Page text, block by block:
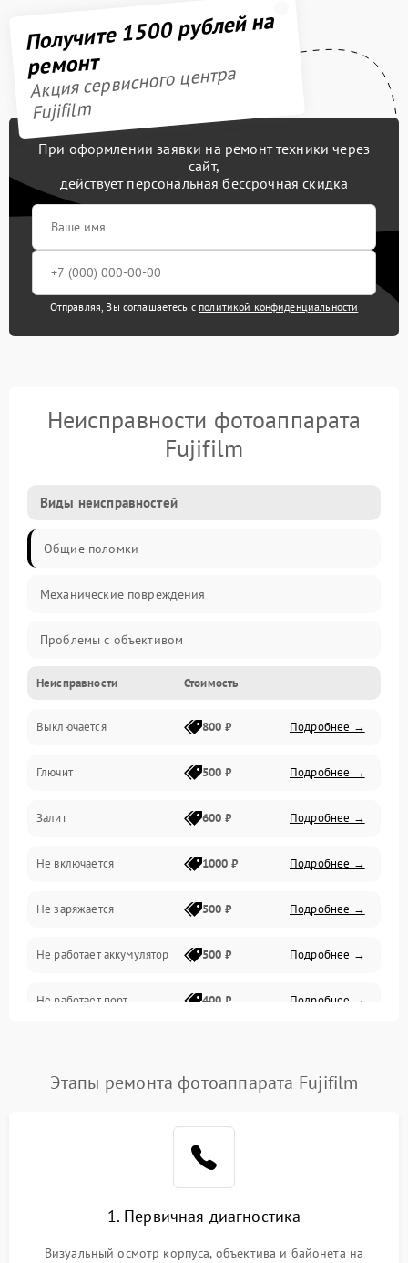
Получите 1500 рублей на
ремонт
Акция сервисного центра
Fujifilm
При оформлении заявки на ремонт техники через
сайт,
действует персональная бессрочная скидка
Отправляя, Вы соглашаетесь с политикой конфиденциальности
Неисправности фотоаппарата
Fujifilm
Виды неисправностей
Общие поломки
Механические повреждения
Проблемы с объективом
Электронные ошибки
Механические проблемы
Матрица и оптика
Питание и питание цепей
Проблемы с картами памяти
Объективы
Программные сбои
Коммуникации и интерфейсы
Неисправности Стоимость
Выключается 800 ₽ Подробнее →
Глючит 500 ₽ Подробнее →
Залит 600 ₽ Подробнее →
Не включается 1000 ₽ Подробнее →
Не заряжается 500 ₽ Подробнее →
Не работает аккумулятор 500 ₽ Подробнее →
Не работает порт 400 ₽ Подробнее →
Этапы ремонта фотоаппарата Fujifilm
1. Первичная диагностика
Визуальный осмотр корпуса, объектива и байонета на